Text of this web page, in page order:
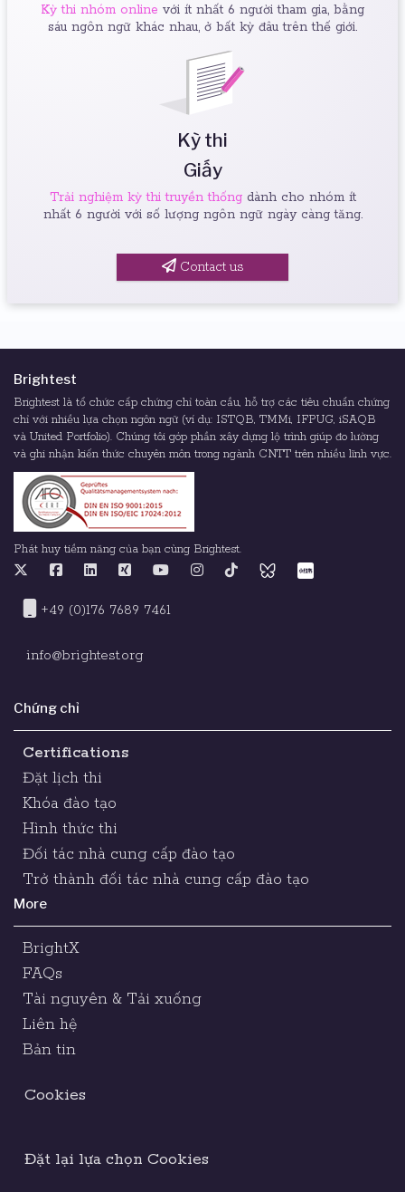
Kỳ thi nhóm online với ít nhất 6 người tham gia, bằng
sáu ngôn ngữ khác nhau, ở bất kỳ đâu trên thế giới.
Kỳ thi
Giấy
Trải nghiệm kỳ thi truyền thốngdành cho nhóm ít
nhất 6 người với số lượng ngôn ngữ ngày càng tăng.
Contact us
Brightest
Brightest là tổ chức cấp chứng chỉ toàn cầu, hỗ trợ các tiêu chuẩn chứng
chỉ với nhiều lựa chọn ngôn ngữ (ví dụ: ISTQB, TMMi, IFPUG, iSAQB
và United Portfolio). Chúng tôi góp phần xây dựng lộ trình giúp đo lường
và ghi nhận kiến thức chuyên môn trong ngành CNTT trên nhiều lĩnh vực.
Phát huy tiềm năng của bạn cùng Brightest.
+49 (0)176 7689 7461
info@brightest.org
Chứng chỉ
Certifications
Đặt lịch thi
Khóa đào tạo
Hình thức thi
Đối tác nhà cung cấp đào tạo
Trở thành đối tác nhà cung cấp đào tạo
More
BrightX
FAQs
Tài nguyên & Tải xuống
Liên hệ
Bản tin
Cookies
Đặt lại lựa chọn Cookies